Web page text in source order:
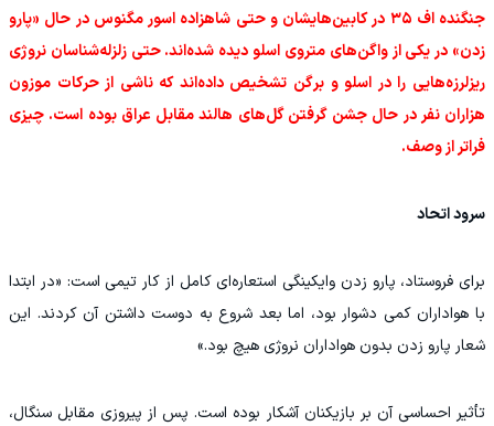
جنگنده اف ۳۵ در کابین‌هایشان و حتی شاهزاده اسور مگنوس در حال «پارو
زدن» در یکی از واگن‌های متروی اسلو دیده شده‌اند. حتی زلزله‌شناسان نروژی
ریزلرزه‌هایی را در اسلو و برگن تشخیص داده‌اند که ناشی از حرکات موزون
هزاران نفر در حال جشن گرفتن گل‌های هالند مقابل عراق بوده است. چیزی
فراتر از وصف.
سرود اتحاد
برای فروستاد، پارو زدن وایکینگی استعاره‌ای کامل از کار تیمی است: «در ابتدا
با هواداران کمی دشوار بود، اما بعد شروع به دوست داشتن آن کردند. این
شعار پارو زدن بدون هواداران نروژی هیچ بود.»
تأثیر احساسی آن بر بازیکنان آشکار بوده است. پس از پیروزی مقابل سنگال،